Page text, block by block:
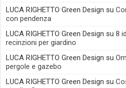
LUCA RIGHETTO Green Design su
con pendenza
LUCA RIGHETTO Green Design su8
recinzioni per giardino
LUCA RIGHETTO Green Design su
pergole e gazebo
LUCA RIGHETTO Green Design su